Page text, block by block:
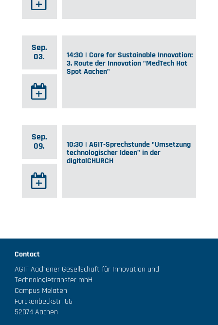
Sep.
03.
14:30 | Care for Sustainable Innovation:
3. Route der Innovation "MedTech Hot
Spot Aachen"
Sep.
09.
10:30 | AGIT-Sprechstunde "Umsetzung
technologischer Ideen" in der
digitalCHURCH
Contact
AGIT Aachener Gesellschaft für Innovation und
Technologietransfer mbH
Campus Melaten
Forckenbeckstr. 66
52074 Aachen